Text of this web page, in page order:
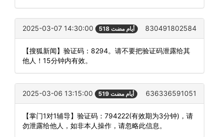
2025-03-07 14:30:00 518 أيام مضت 830491802584
【搜狐新闻】验证码：8294。请不要把验证码泄露给其
他人！15分钟内有效。
2025-03-06 13:15:00 519 أيام مضت 636336591051
【掌门1对1辅导】验证码：794222(有效期为3分钟)，请
勿泄露给他人，如非本人操作，请忽略此信息。